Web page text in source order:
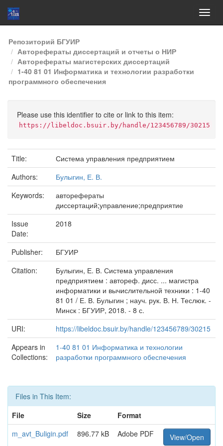
Skip
navigation
Репозиторий БГУИР
Авторефераты диссертаций и отчеты о НИР
Авторефераты магистерских диссертаций
1-40 81 01 Информатика и технологии разработки
программного обеспечения
Please use this identifier to cite or link to this item:
https://libeldoc.bsuir.by/handle/123456789/30215
Title:
Система управления предприятием
Authors:
Булыгин, Е. В.
Keywords:
авторефераты
диссертаций;управление;предприятие
Issue
Date:
2018
Publisher:
БГУИР
Citation:
Булыгин, Е. В. Система управления
предприятием : автореф. дисс. ... магистра
информатики и вычислительной техники : 1-40
81 01 / Е. В. Булыгин ; науч. рук. В. Н. Теслюк. -
Минск : БГУИР, 2018. - 8 с.
URI:
https://libeldoc.bsuir.by/handle/123456789/30215
Appears in
Collections:
1-40 81 01 Информатика и технологии
разработки программного обеспечения
Files in This Item:
File
Size
Format
m_avt_Buligin.pdf
896.77 kB Adobe PDF View/Open